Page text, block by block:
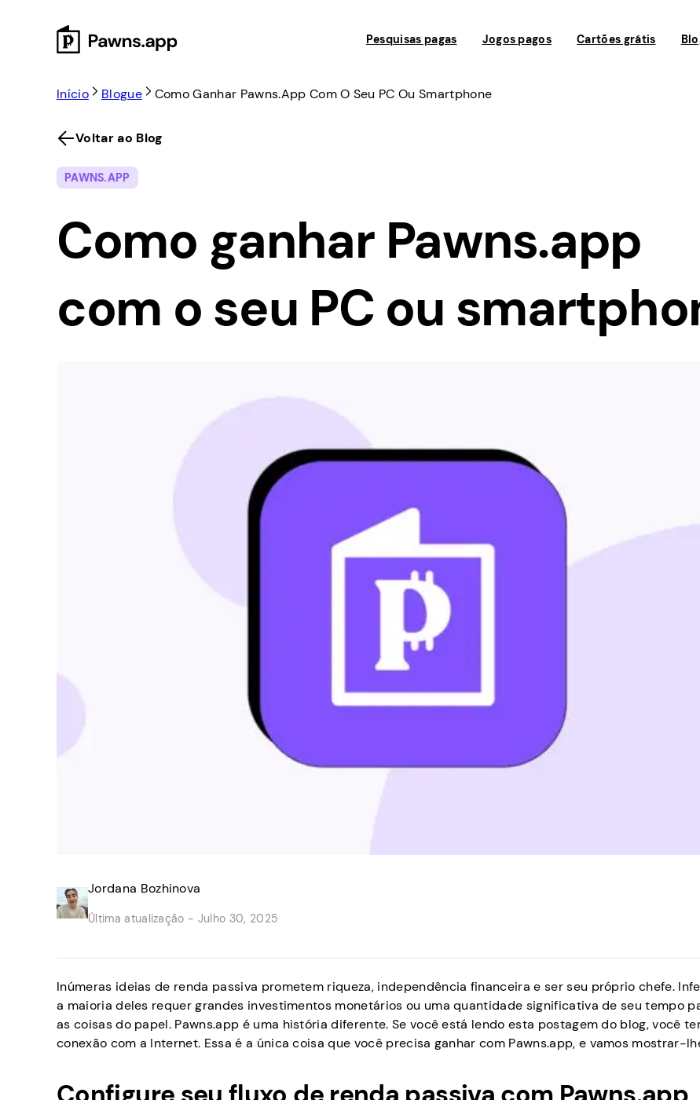
Pesquisas pagas Jogos pagos Cartões grátis
Início Blogue Como Ganhar Pawns.app Com O Seu PC Ou Smartphone
Voltar ao Blog
PAWNS.APP
Como ganhar Pawns.app
com o seu PC ou
Jordana Bozhinova
Última atualização - Julho 30, 2025
Inúmeras ideias de renda passiva prometem riqueza, independência financeira e ser seu próprio chefe.
a maioria deles requer grandes investimentos monetários ou uma quantidade significativa de seu tempo
as coisas do papel. Pawns.app é uma história diferente. Se você está lendo esta postagem do blog, você
conexão com a Internet. Essa é a única coisa que você precisa ganhar com Pawns.app, e vamos mostrar-